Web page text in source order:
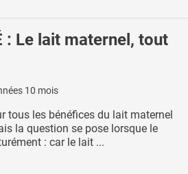
: Le lait maternel, tout
10 mois
tous les bénéfices du lait maternel
la question se pose lorsque le
: car le lait ...